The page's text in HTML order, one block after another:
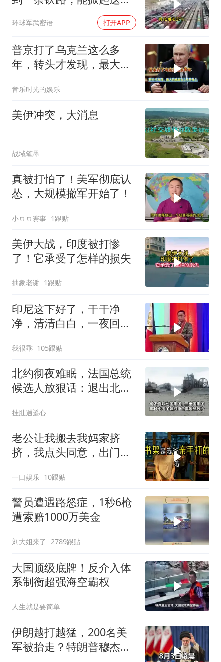
大的风浪，中亚格局彻底
改写
环球军武密语 打开APP
普京打了乌克兰这么多
年，转头才发现，最大的
音乐时光的娱乐
美伊冲突，大消息
战域笔墨
真被打怕了！美军彻底认
怂，大规模撤军开始了！
小豆豆赛事 1跟贴
美伊大战，印度被打惨
了！它承受了怎样的损失
抽象老谢 1跟贴
印尼这下好了，干干净
净，清清白白，一夜回到
我很乖 105跟贴
北约彻夜难眠，法国总统
候选人放狠话：退出北
挂肚逍遥心
老公让我搬去我妈家挤
挤，我点头同意，出门时
把车钥匙
一口娱乐 10跟贴
警员遭遇路怒症，1秒6枪
遭索赔1000万美金
刘大姐来了 2789跟贴
大国顶级底牌！反介入体
系制衡超强海空霸权
人生就是要简单
伊朗越打越猛，200名美
军被抬走？特朗普穆杰塔